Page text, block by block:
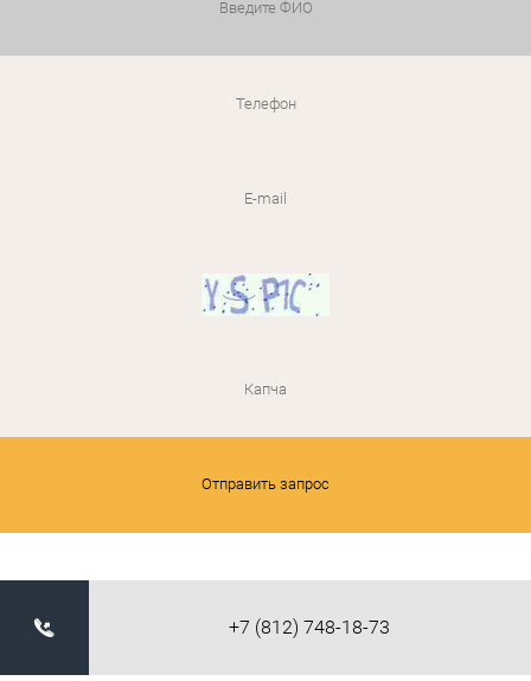
Отправить запрос
+7 (812) 748-18-73